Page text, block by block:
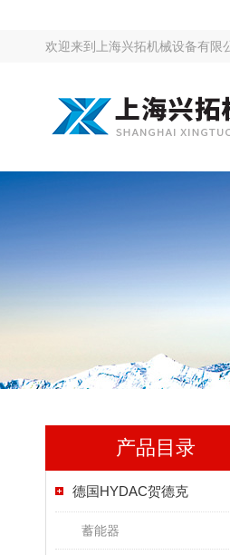
欢迎来到 上海兴拓机械设备有限
产品目录
德国HYDAC贺德克
蓄能器